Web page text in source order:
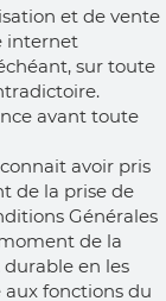
et de vente
internet
sur toute
avant toute
avoir pris
de la prise de
Générales
de la
en les
fonctions du